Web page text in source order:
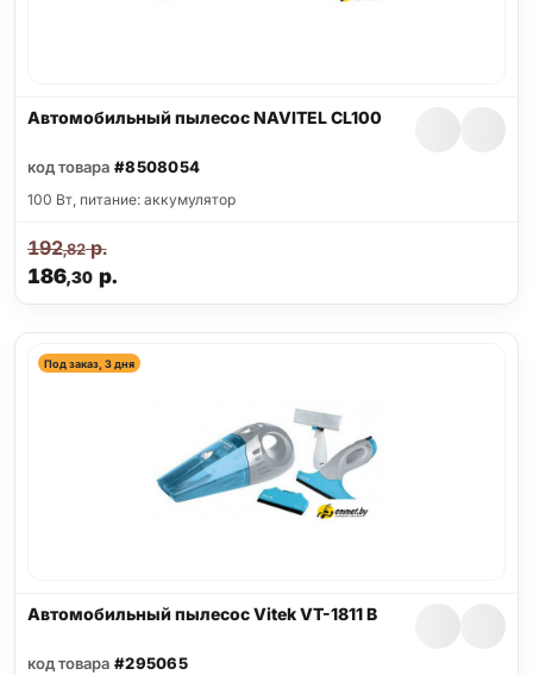
Автомобильный пылесос NAVITEL CL100
код товара #8508054
100 Вт, питание: аккумулятор
186,30р.
192,82р.
Под заказ, 3 дня
Автомобильный пылесос Vitek VT-1811 B
код товара #295065